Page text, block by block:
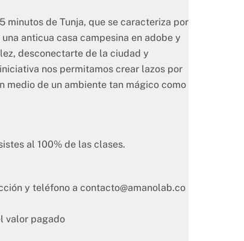
minutos de Tunja, que se caracteriza por
anticua casa campesina en adobe y
desconectarte de la ciudad y
nos permitamos crear lazos por
medio de un ambiente tan mágico como
al 100% de las clases.
y teléfono a contacto@amanolab.co
valor pagado